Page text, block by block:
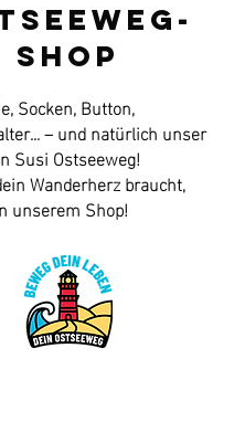
Shop
Socken, Button,
– und natürlich unser
Susi Ostseeweg!
Wanderherz braucht,
unserem Shop!